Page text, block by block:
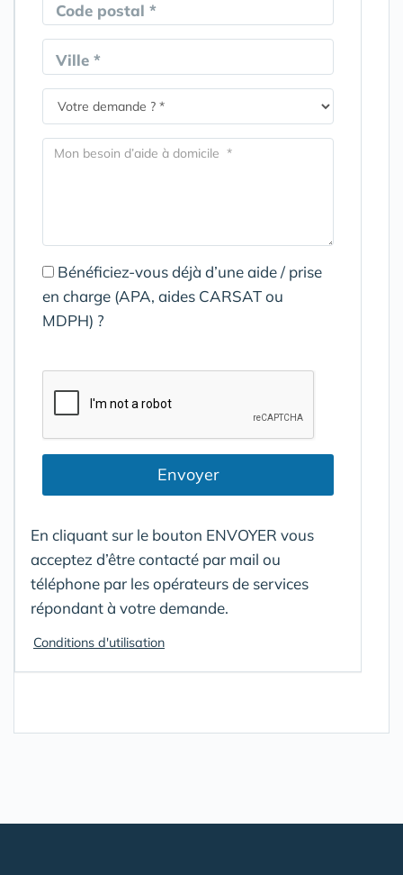
Code postal *
Ville *
Bénéficiez-vous déjà d’une aide / prise
en charge (APA, aides CARSAT ou
MDPH) ?
Envoyer
En cliquant sur le bouton ENVOYER vous
acceptez d’être contacté par mail ou
téléphone par les opérateurs de services
répondant à votre demande.
Conditions d'utilisation